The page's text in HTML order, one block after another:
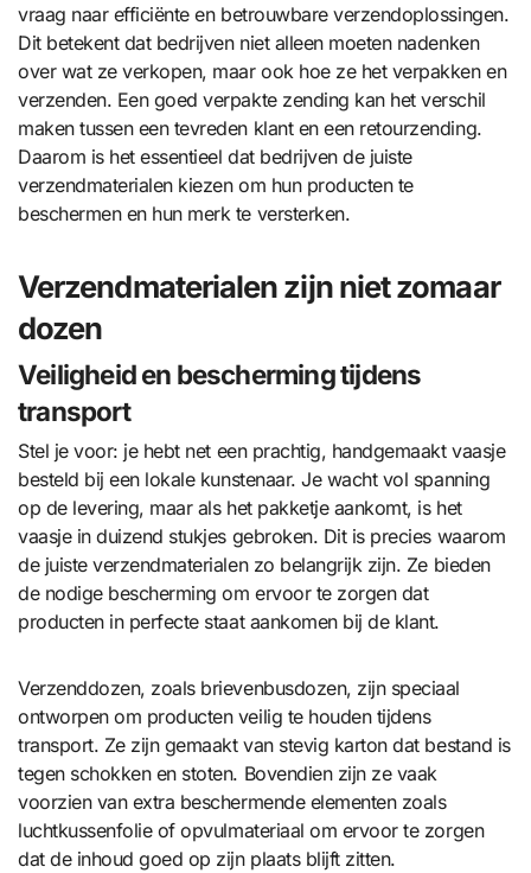
vraag naar efficiënte en betrouwbare verzendoplossingen.
Dit betekent dat bedrijven niet alleen moeten nadenken
over wat ze verkopen, maar ook hoe ze het verpakken en
verzenden. Een goed verpakte zending kan het verschil
maken tussen een tevreden klant en een retourzending.
Daarom is het essentieel dat bedrijven de juiste
verzendmaterialen kiezen om hun producten te
beschermen en hun merk te versterken.
Verzendmaterialen zijn niet zomaar
dozen
Veiligheid en bescherming tijdens
transport
Stel je voor: je hebt net een prachtig, handgemaakt vaasje
besteld bij een lokale kunstenaar. Je wacht vol spanning
op de levering, maar als het pakketje aankomt, is het
vaasje in duizend stukjes gebroken. Dit is precies waarom
de juiste verzendmaterialen zo belangrijk zijn. Ze bieden
de nodige bescherming om ervoor te zorgen dat
producten in perfecte staat aankomen bij de klant.
Verzenddozen, zoals brievenbusdozen, zijn speciaal
ontworpen om producten veilig te houden tijdens
transport. Ze zijn gemaakt van stevig karton dat bestand is
tegen schokken en stoten. Bovendien zijn ze vaak
voorzien van extra beschermende elementen zoals
luchtkussenfolie of opvulmateriaal om ervoor te zorgen
dat de inhoud goed op zijn plaats blijft zitten.